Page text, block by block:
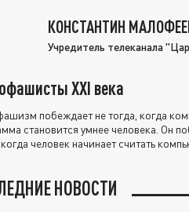
КОНСТАНТИН
Учредитель телеканала
XXI века
побеждает не тогда, когда
становится умнее человека. Он
человек начинает считать
НОВОСТИ